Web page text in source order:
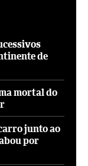
de
mortal do
junto ao
por